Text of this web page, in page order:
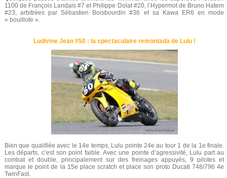
1100 de François Landais #7 et Philippe Dolat #20, l’Hypermot de Bruno Hatem
#23, arbitrées par Sébastien Boisbourdin #36 et sa Kawa ER6 en mode
« bouillote ».
Ludivine Jean #50 : la spectaculaire remontada de Lulu !
Bien que qualifiée avec le 14e temps, Lulu pointe 24e au tour 1 de la 1e finale.
Les départs, c’est son point faible. Avec une pointe d’agressivité, Lulu part au
combat et double, principalement sur des freinages appuyés, 9 pilotes et
marque le point de la 15e place scratch et place son proto Ducati 748/796 4e
TwinFast.